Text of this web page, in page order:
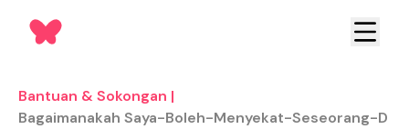
Bantuan & Sokongan |
Bagaimanakah Saya-Boleh-Menyekat-Seseorang-D